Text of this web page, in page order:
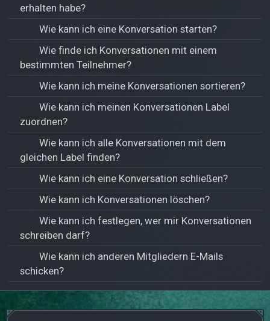
erhalten habe?
Wie kann ich eine Konversation starten?
Wie finde ich Konversationen mit einem
bestimmten Teilnehmer?
Wie kann ich meine Konversationen sortieren?
Wie kann ich meinen Konversationen Label
zuordnen?
Wie kann ich alle Konversationen mit dem
gleichen Label finden?
Wie kann ich eine Konversation schließen?
Wie kann ich Konversationen löschen?
Wie kann ich festlegen, wer mir Konversationen
schreiben darf?
Wie kann ich anderen Mitgliedern E-Mails
schicken?